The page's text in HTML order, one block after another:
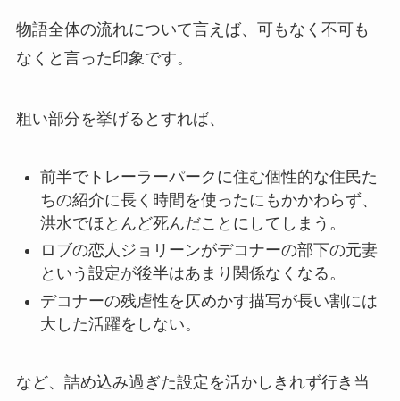
物語全体の流れについて言えば、可もなく不可も
なくと言った印象です。
粗い部分を挙げるとすれば、
前半でトレーラーパークに住む個性的な住民た
ちの紹介に長く時間を使ったにもかかわらず、
洪水でほとんど死んだことにしてしまう。
ロブの恋人ジョリーンがデコナーの部下の元妻
という設定が後半はあまり関係なくなる。
デコナーの残虐性を仄めかす描写が長い割には
大した活躍をしない。
など、詰め込み過ぎた設定を活かしきれず行き当